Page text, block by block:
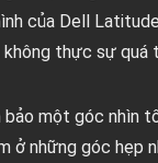
của Dell
không thực sự quá
bảo một góc nhìn
ở những góc hẹp